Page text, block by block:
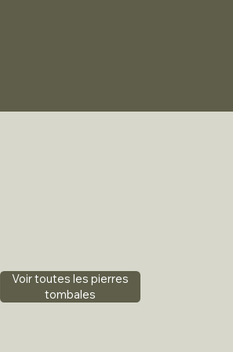
Voir toutes les pierres
tombales